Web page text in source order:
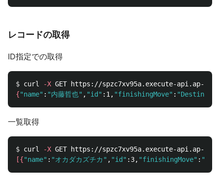
レコードの取得
ID指定での取得
$ curl
-X
{"name" : "内藤哲也" , "id" :1, "finishingMove" : "Destino"
一覧取得
$ curl
-X
[{"name" : "オカダカズチカ" , "id" :3, "finishingMove" : "レ